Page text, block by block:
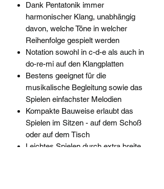
Dank Pentatonik immer
harmonischer Klang, unabhängig
davon, welche Töne in welcher
Reihenfolge gespielt werden
Notation sowohl in c-d-e als auch in
do-re-mi auf den Klangplatten
Bestens geeignet für die
musikalische Begleitung sowie das
Spielen einfachster Melodien
Kompakte Bauweise erlaubt das
Spielen im Sitzen - auf dem Schoß
oder auf dem Tisch
Leichtes Spielen durch extra breite